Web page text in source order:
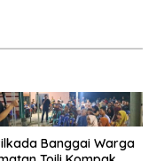
Banggai Warga